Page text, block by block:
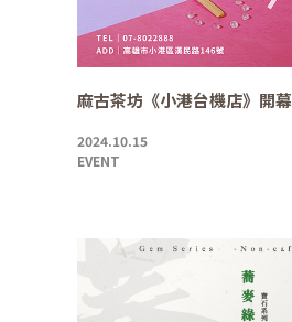
麻古茶坊《小港台機店》開幕
2024.10.15
EVENT